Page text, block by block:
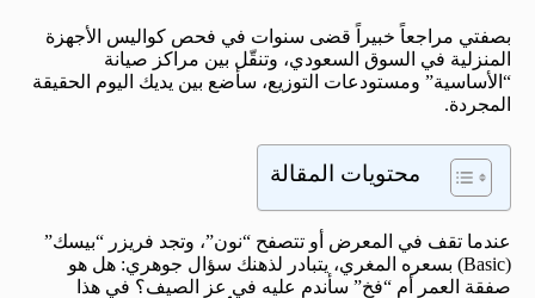
بصفتي مراجعاً خبيراً قضى سنوات في فحص كواليس الأجهزة
المنزلية في السوق السعودي، وتنقّل بين مراكز صيانة
“الأساسية” ومستودعات التوزيع، سأضع بين يديك اليوم الحقيقة
المجردة.
محتويات المقالة
عندما تقف في المعرض أو تتصفح “نون”، وتجد فريزر “بيسك”
(Basic) بسعره المغري، يتبادر لذهنك سؤال جوهري: هل هو
صفقة العمر أم “فخ” سأندم عليه في عز الصيف؟ في هذا